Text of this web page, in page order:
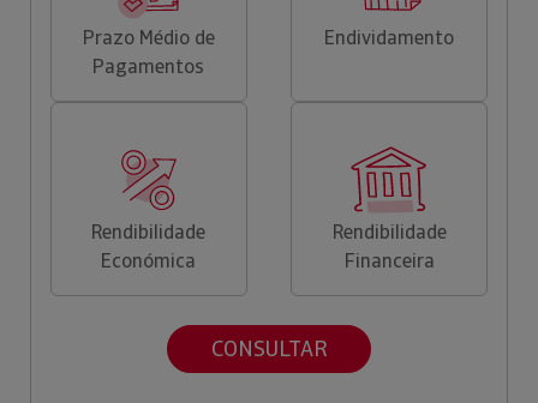
Prazo Médio de
Pagamentos
Endividamento
Rendibilidade
Económica
Rendibilidade
Financeira
CONSULTAR